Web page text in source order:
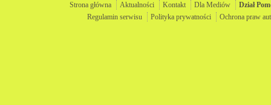
Strona główna Aktualności Kontakt Dla Mediów Dział
Regulamin serwisu
Polityka prywatności Ochrona praw